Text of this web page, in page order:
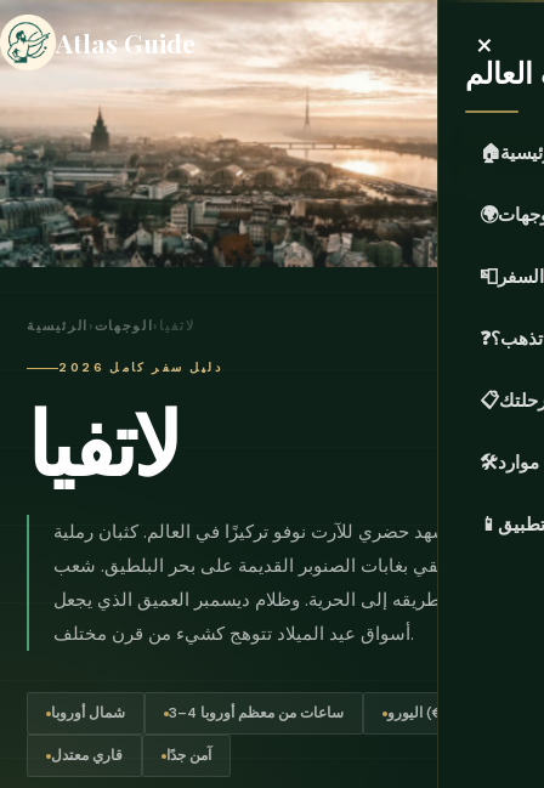
Atlas Guide ×
🏠
🌍
📮
❓تذهب؟
📋
🛠️موارد
📱
الرئيسية › الوجهات › لاتفيا
دليل سفر كامل 2026
لاتفيا
أكثر مشهد حضري للآرت نوفو تركيزًا في العالم. كثبان رملية
بيضاء تلتقي بغابات الصنوبر القديمة على بحر البلطيق. شعب
غنى طريقه إلى الحرية. وظلام ديسمبر العميق الذي يجعل
أسواق عيد الميلاد تتوهج كشيء من قرن مختلف.
شمال أوروبا 3–4 ساعات من معظم أوروبا اليورو (€)
قاري معتدل آمن جدًا